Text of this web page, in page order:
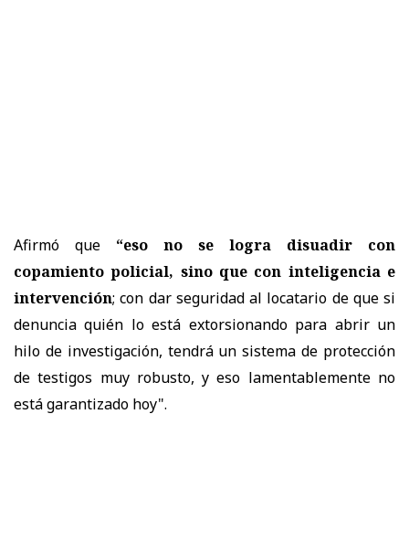
Afirmó que “eso no se logra disuadir con
copamiento policial, sino que con inteligencia e
intervención; con dar seguridad al locatario de que si
denuncia quién lo está extorsionando para abrir un
hilo de investigación, tendrá un sistema de protección
de testigos muy robusto, y eso lamentablemente no
está garantizado hoy".